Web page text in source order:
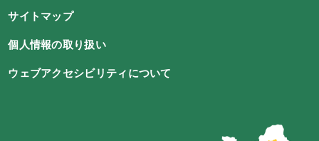
サイトマップ
個人情報の取り扱い
ウェブアクセシビリティについて